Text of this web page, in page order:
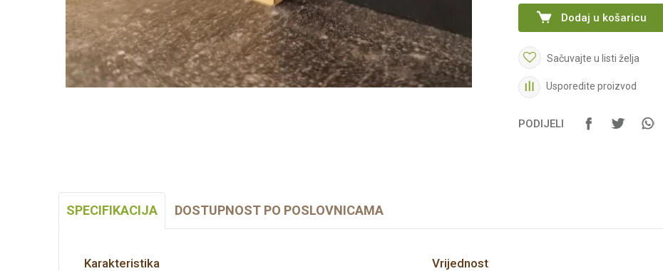
Dodaj u košaricu
Sačuvajte u listi želja
Usporedite proizvod
PODIJELI
SPECIFIKACIJA DOSTUPNOST PO POSLOVNICAMA
Karakteristika
Vrijednost